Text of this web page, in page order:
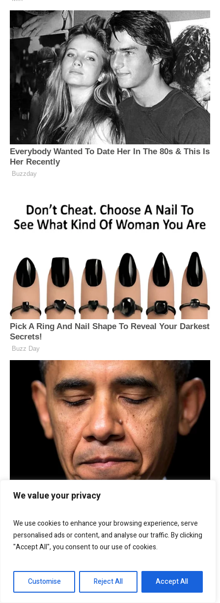
We value your privacy
We use cookies to enhance your browsing experience, serve
personalised ads or content, and analyse our traffic. By clicking
"Accept All", you consent to our use of cookies.
Customise Reject All Accept All